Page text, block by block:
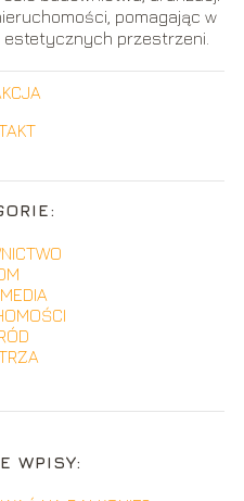
pomagając w
przestrzeni.
WPISY: